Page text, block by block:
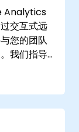
佳性能。
，确保持
，赋能您
：部署聊
。情感分
价值的见
记和摘
解，为决
译解决方
Analytics
交互式远
您的团队
我们指导
据准确预
议或线下
NobleProg
流程和数